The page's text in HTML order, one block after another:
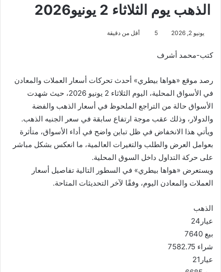
الذهب يوم الثلاثاء 2 يونيو2026
يونيو 2, 2026 5 أقل من دقيقة
كتب-محمد أشرف
رصد موقع «هواها بيطري» أحدث تحركات أسعار العملات والمعادن
في الأسواق المحلية، اليوم الثلاثاء 2 يونيو 2026، حيث شهدت
الأسواق حالة من التراجع الملحوظ في أسعار الذهب والفضة
والدولار، وذلك عقب موجة ارتفاع سابقة في سعر الجنيه الذهب.
ويأتي هذا الانخفاض في ظل تباين واضح في أداء الأسواق، متأثرة
بعوامل العرض والطلب والتغيرات العالمية، ما انعكس بشكل مباشر
على حركة التداول داخل السوق المحلية.
ويستعرض «هواها بيطري» في السطور التالية تفاصيل أسعار
العملات والمعادن اليوم، وفقًا لآخر التحديثات المتاحة.
الذهب
عيار24
بيع 7640
شراء 7582.75
عيار21